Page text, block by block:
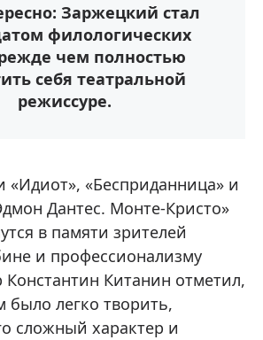
Заржецкий стал
филологических
чем полностью
себя театральной
режиссуре.
«Идиот», «Бесприданница» и
Дантес. Монте-Кристо»
в памяти зрителей
и профессионализму
Константин Китанин отметил,
было легко творить,
сложный характер и